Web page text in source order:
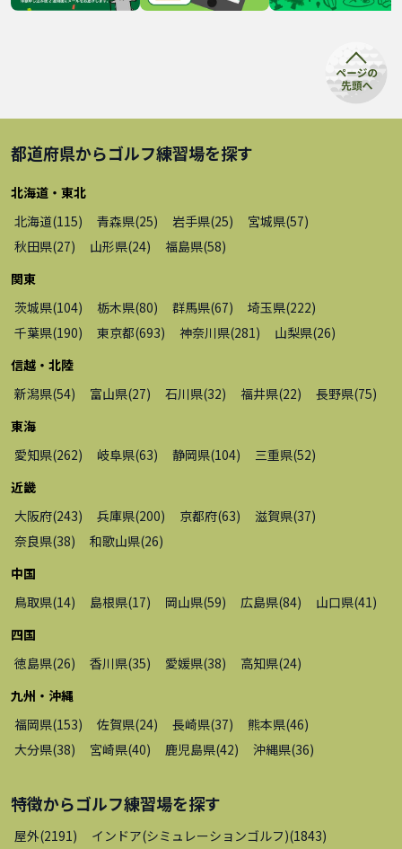
都道府県からゴルフ練習場を探す
北海道・東北
北海道(115) 青森県(25) 岩手県(25) 宮城県(57)
秋田県(27) 山形県(24) 福島県(58)
関東
茨城県(104) 栃木県(80) 群馬県(67) 埼玉県(222)
千葉県(190) 東京都(693) 神奈川県(281 ) 山梨県(26)
信越・北陸
新潟県(54) 富山県(27) 石川県(32) 福井県(22) 長野県(75)
東海
愛知県(262) 岐阜県(63) 静岡県(104) 三重県(52)
近畿
大阪府(243) 兵庫県(200) 京都府(63) 滋賀県(37)
奈良県(38) 和歌山県(26)
中国
鳥取県(14) 島根県(17) 岡山県(59) 広島県(84) 山口県(41 )
四国
徳島県(26) 香川県(35) 愛媛県(38) 高知県(24)
九州・沖縄
福岡県(153) 佐賀県(24) 長崎県(37) 熊本県(46)
大分県(38) 宮崎県(40) 鹿児島県(42) 沖縄県(36)
特徴からゴルフ練習場を探す
屋外(2191 ) インドア(シミュレーションゴルフ)(1843)